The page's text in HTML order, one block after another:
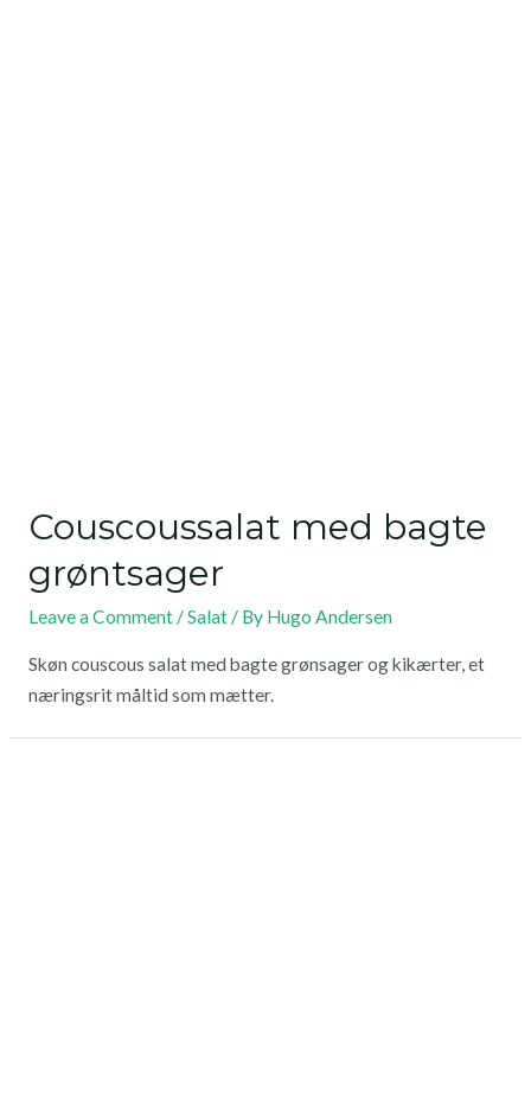
Couscoussalat med bagte
grøntsager
Leave a Comment /Salat/ By Hugo Andersen
Skøn couscous salat med bagte grønsager og kikærter, et
næringsrit måltid som mætter.